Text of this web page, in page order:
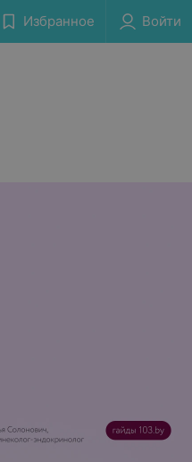
Избранное Войти